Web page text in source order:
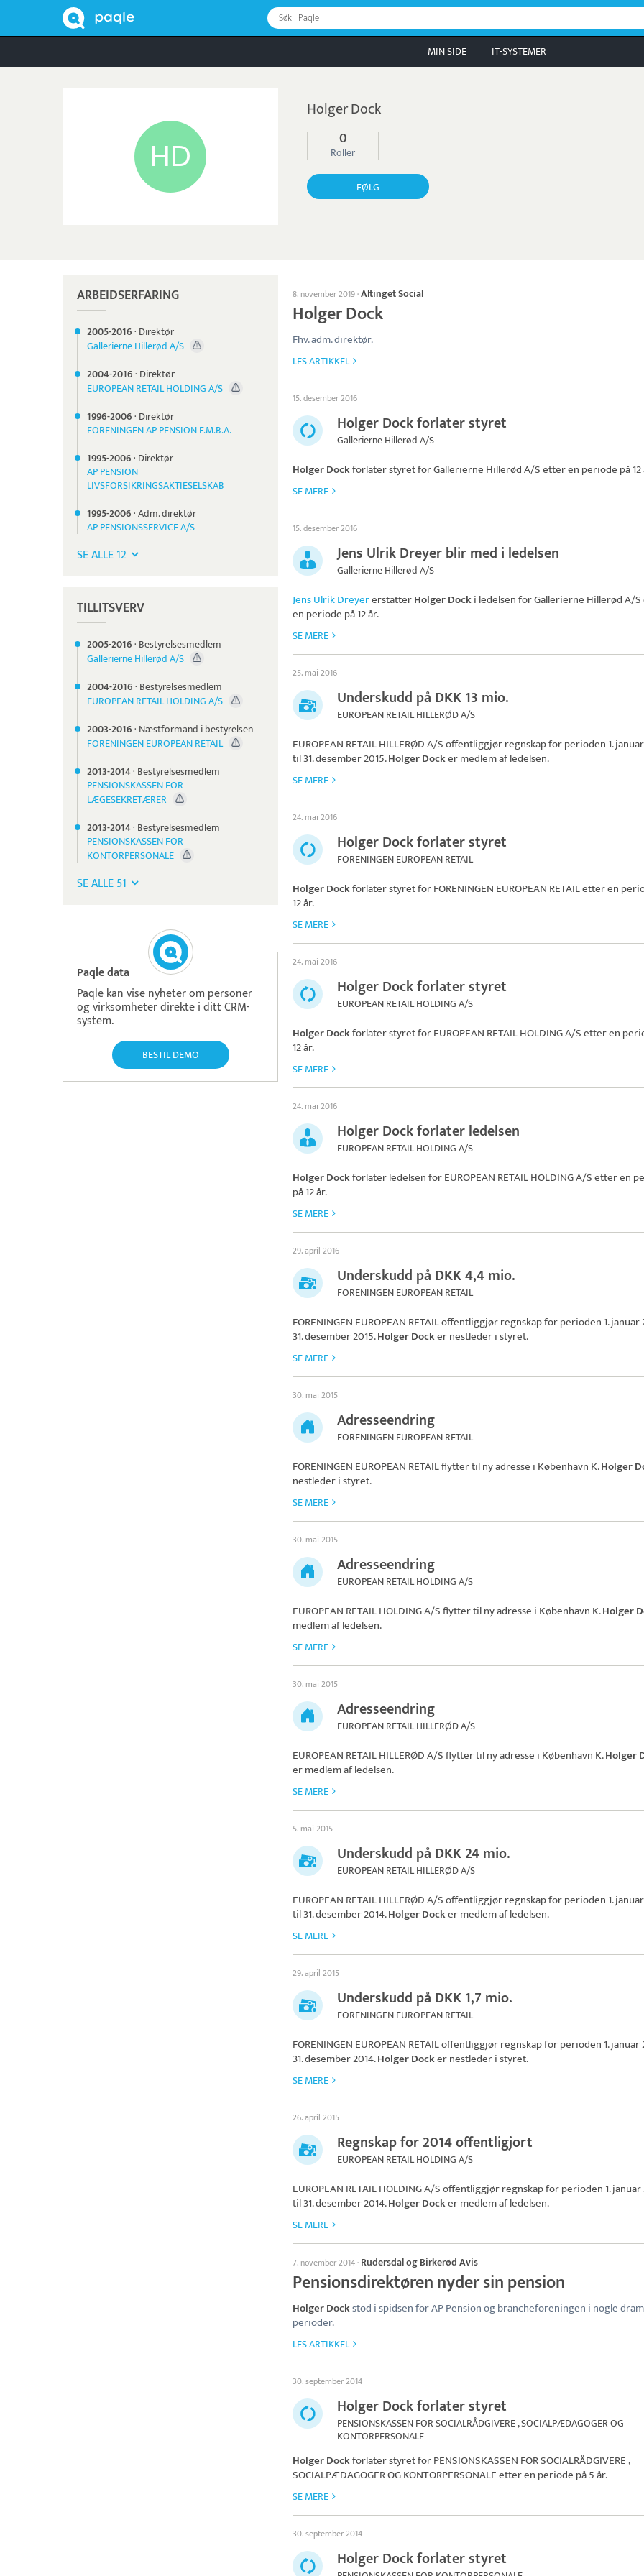
Søk i Paqle
MIN SIDE IT-SYSTEMER
Holger Dock
0
Roller
FØLG
ARBEIDSERFARING
2005-2016· Direktør
Gallerierne Hillerød A/S
2004-2016· Direktør
EUROPEAN RETAIL HOLDING A/S
1996-2006· Direktør
FORENINGEN AP PENSION F.M.B.A.
1995-2006· Direktør
AP PENSION
LIVSFORSIKRINGSAKTIESELSKAB
1995-2006·Adm. direktør
AP PENSIONSSERVICE A/S
SE ALLE 12
TILLITSVERV
2005-2016· Bestyrelsesmedlem
Gallerierne Hillerød A/S
2004-2016· Bestyrelsesmedlem
EUROPEAN RETAIL HOLDING A/S
2003-2016· Næstformand i bestyrelsen
FORENINGEN EUROPEAN RETAIL
2013-2014· Bestyrelsesmedlem
PENSIONSKASSEN FOR
LÆGESEKRETÆRER
2013-2014· Bestyrelsesmedlem
PENSIONSKASSEN FOR
KONTORPERSONALE
SE ALLE 51
Paqle data
Paqle kan vise nyheter om personer
og virksomheter direkte i ditt CRM-
system.
BESTIL DEMO
8. november 2019·Altinget Social
Holger Dock
Fhv. adm. direktør.
LES ARTIKKEL
15. desember 2016
Holger Dock forlater styret
Gallerierne Hillerød A/S
Holger Dockforlater styret forGallerierne Hillerød A/Setter en periode på 12
SE MERE
15. desember 2016
Jens Ulrik Dreyer blir med i ledelsen
Gallerierne Hillerød A/S
Jens Ulrik DreyererstatterHolger Docki ledelsen forGallerierne Hillerød A/S
en periode på 12 år.
SE MERE
25. mai 2016
Underskudd på DKK 13 mio.
EUROPEAN RETAIL HILLERØD A/S
EUROPEAN RETAIL HILLERØD A/Soffentliggjør regnskap for perioden 1.
til 31. desember 2015.Holger Docker medlem af ledelsen.
SE MERE
24. mai 2016
Holger Dock forlater styret
FORENINGEN EUROPEAN RETAIL
Holger Dockforlater styret forFORENINGEN EUROPEAN RETAILetter en
12 år.
SE MERE
24. mai 2016
Holger Dock forlater styret
EUROPEAN RETAIL HOLDING A/S
Holger Dockforlater styret forEUROPEAN RETAIL HOLDING A/Setter en
12 år.
SE MERE
24. mai 2016
Holger Dock forlater ledelsen
EUROPEAN RETAIL HOLDING A/S
Holger Dockforlater ledelsen forEUROPEAN RETAIL HOLDING A/Setter en
på 12 år.
SE MERE
29. april 2016
Underskudd på DKK 4,4 mio.
FORENINGEN EUROPEAN RETAIL
FORENINGEN EUROPEAN RETAILoffentliggjør regnskap for perioden 1. januar
31. desember 2015.Holger Docker nestleder i styret.
SE MERE
30. mai 2015
Adresseendring
FORENINGEN EUROPEAN RETAIL
FORENINGEN EUROPEAN RETAILflytter til ny adresse i København K.Holger
nestleder i styret.
SE MERE
30. mai 2015
Adresseendring
EUROPEAN RETAIL HOLDING A/S
EUROPEAN RETAIL HOLDING A/Sflytter til ny adresse i København K.Holger
medlem af ledelsen.
SE MERE
30. mai 2015
Adresseendring
EUROPEAN RETAIL HILLERØD A/S
EUROPEAN RETAIL HILLERØD A/Sflytter til ny adresse i København K.Holger
er medlem af ledelsen.
SE MERE
5. mai 2015
Underskudd på DKK 24 mio.
EUROPEAN RETAIL HILLERØD A/S
EUROPEAN RETAIL HILLERØD A/Soffentliggjør regnskap for perioden 1.
til 31. desember 2014.Holger Docker medlem af ledelsen.
SE MERE
29. april 2015
Underskudd på DKK 1,7 mio.
FORENINGEN EUROPEAN RETAIL
FORENINGEN EUROPEAN RETAILoffentliggjør regnskap for perioden 1. januar
31. desember 2014.Holger Docker nestleder i styret.
SE MERE
26. april 2015
Regnskap for 2014 offentligjort
EUROPEAN RETAIL HOLDING A/S
EUROPEAN RETAIL HOLDING A/Soffentliggjør regnskap for perioden 1. januar
til 31. desember 2014.Holger Docker medlem af ledelsen.
SE MERE
7. november 2014· Rudersdal og Birkerød Avis
Pensionsdirektøren nyder sin pension
Holger Dockstod i spidsen for AP Pension og brancheforeningen i nogle
perioder.
LES ARTIKKEL
30. september 2014
Holger Dock forlater styret
PENSIONSKASSEN FOR SOCIALRÅDGIVERE , SOCIALPÆDAGOGER OG
KONTORPERSONALE
Holger Dockforlater styret forPENSIONSKASSEN FOR SOCIALRÅDGIVERE ,
SOCIALPÆDAGOGER OG KONTORPERSONALEetter en periode på 5 år.
SE MERE
30. september 2014
Holger Dock forlater styret